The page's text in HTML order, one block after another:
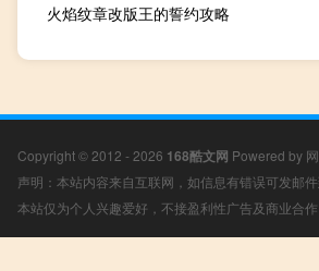
火焰纹章改版王的誓约攻略
Copyright © 2012 - 2026 168酷文网 Powered by
声明：本站内容来自互联网，如信息有错误可发邮
本站仅为个人兴趣爱好，不接盈利性广告及商业合作